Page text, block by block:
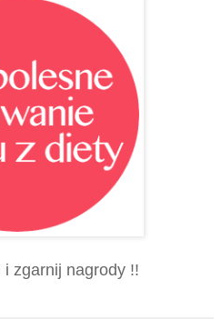
i zgarnij nagrody !!